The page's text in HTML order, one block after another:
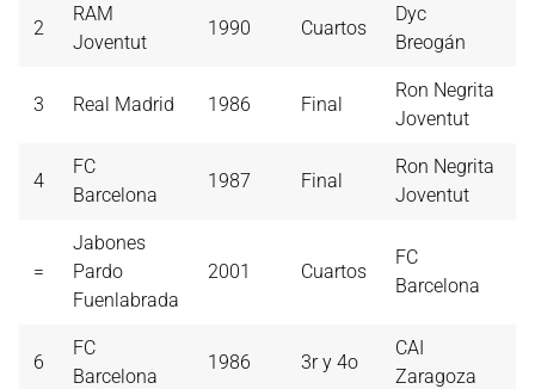
2
RAM
Joventut
1990 Cuartos
Dyc
Breogán
3 Real Madrid 1986 Final
Ron Negrita
Joventut
4
FC
Barcelona
1987 Final
Ron Negrita
Joventut
=
Jabones
Pardo
Fuenlabrada
2001 Cuartos
FC
Barcelona
6
FC
Barcelona
1986 3r y 4o
CAI
Zaragoza